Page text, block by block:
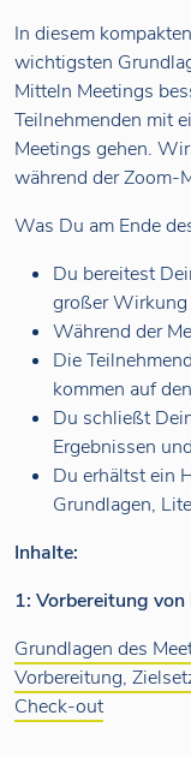
In diesem
wichtigsten
Mitteln Meetings
Teilnehmenden mit
Meetings gehen.
während der Zoom-
Was Du am Ende
Du bereitest
großer Wirkung
Während der
Die
kommen auf
Du schließt
Ergebnissen
Du erhältst ein
Grundlagen,
Inhalte:
1: Vorbereitung von
Grundlagen des
Vorbereitung,
Check-out